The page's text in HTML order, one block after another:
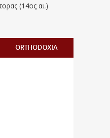
(14ος αι.)
ORTHODOXIA